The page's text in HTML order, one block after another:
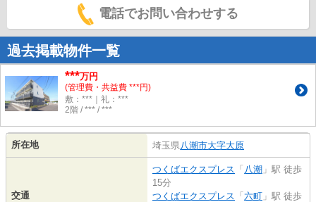
電話でお問い合わせする
過去掲載物件一覧
***万円
(管理費・共益費 ***円)
敷：***｜礼：***
2階 / *** / ***
所在地 埼玉県 八潮市大字大原
交通
つくばエクスプレス 「 八潮 」駅 徒歩
15分
つくばエクスプレス 「六町 」駅 徒歩